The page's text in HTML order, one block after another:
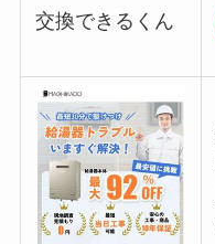
交換できるくん